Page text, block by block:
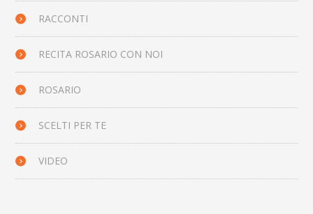
RACCONTI
RECITA ROSARIO CON NOI
ROSARIO
SCELTI PER TE
VIDEO